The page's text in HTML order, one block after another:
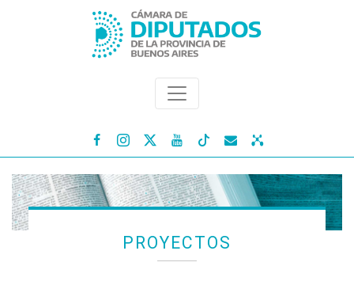
   
PROYECTOS